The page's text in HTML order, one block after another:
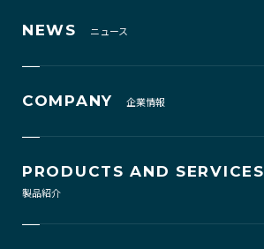
NEWS ニュース
COMPANY 企業情報
PRODUCTS AND SERVICES
製品紹介